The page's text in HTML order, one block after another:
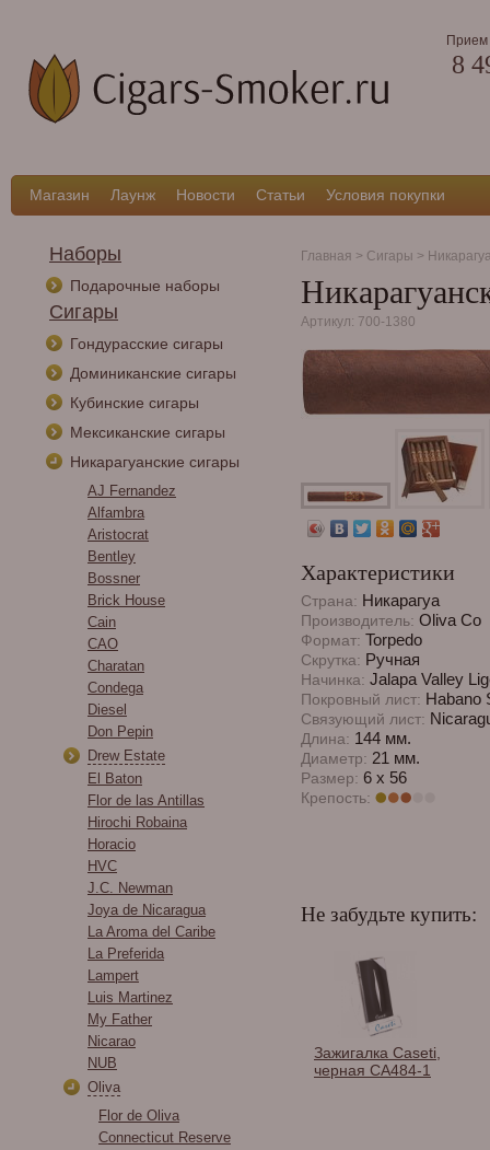
Прием
8
Магазин Лаунж Новости Статьи Условия покупки
Наборы
Подарочные наборы
Сигары
Гондурасские сигары
Доминиканские сигары
Кубинские сигары
Мексиканские сигары
Никарагуанские сигары
AJ Fernandez
Alfambra
Aristocrat
Bentley
Bossner
Brick House
Cain
CAO
Charatan
Condega
Diesel
Don Pepin
Drew Estate
El Baton
Flor de las Antillas
Hirochi Robaina
Horacio
HVC
J.C. Newman
Joya de Nicaragua
La Aroma del Caribe
La Preferida
Lampert
Luis Martinez
My Father
Nicarao
NUB
Oliva
Flor de Oliva
Connecticut Reserve
Главная > Сигары >
Артикул: 700-1380
Характеристики
Страна: Никарагуа
Производитель: Oliva Co
Формат: Torpedo
Скрутка: Ручная
Начинка: Jalapa Valley
Покровный лист: Habano
Связующий лист:
Длина: 144 мм.
Диаметр: 21 мм.
Размер: 6 x 56
Крепость:
Не забудьте купить:
Гильотина Colibri SV-
Зажигалка Caseti,
черная CA484-1